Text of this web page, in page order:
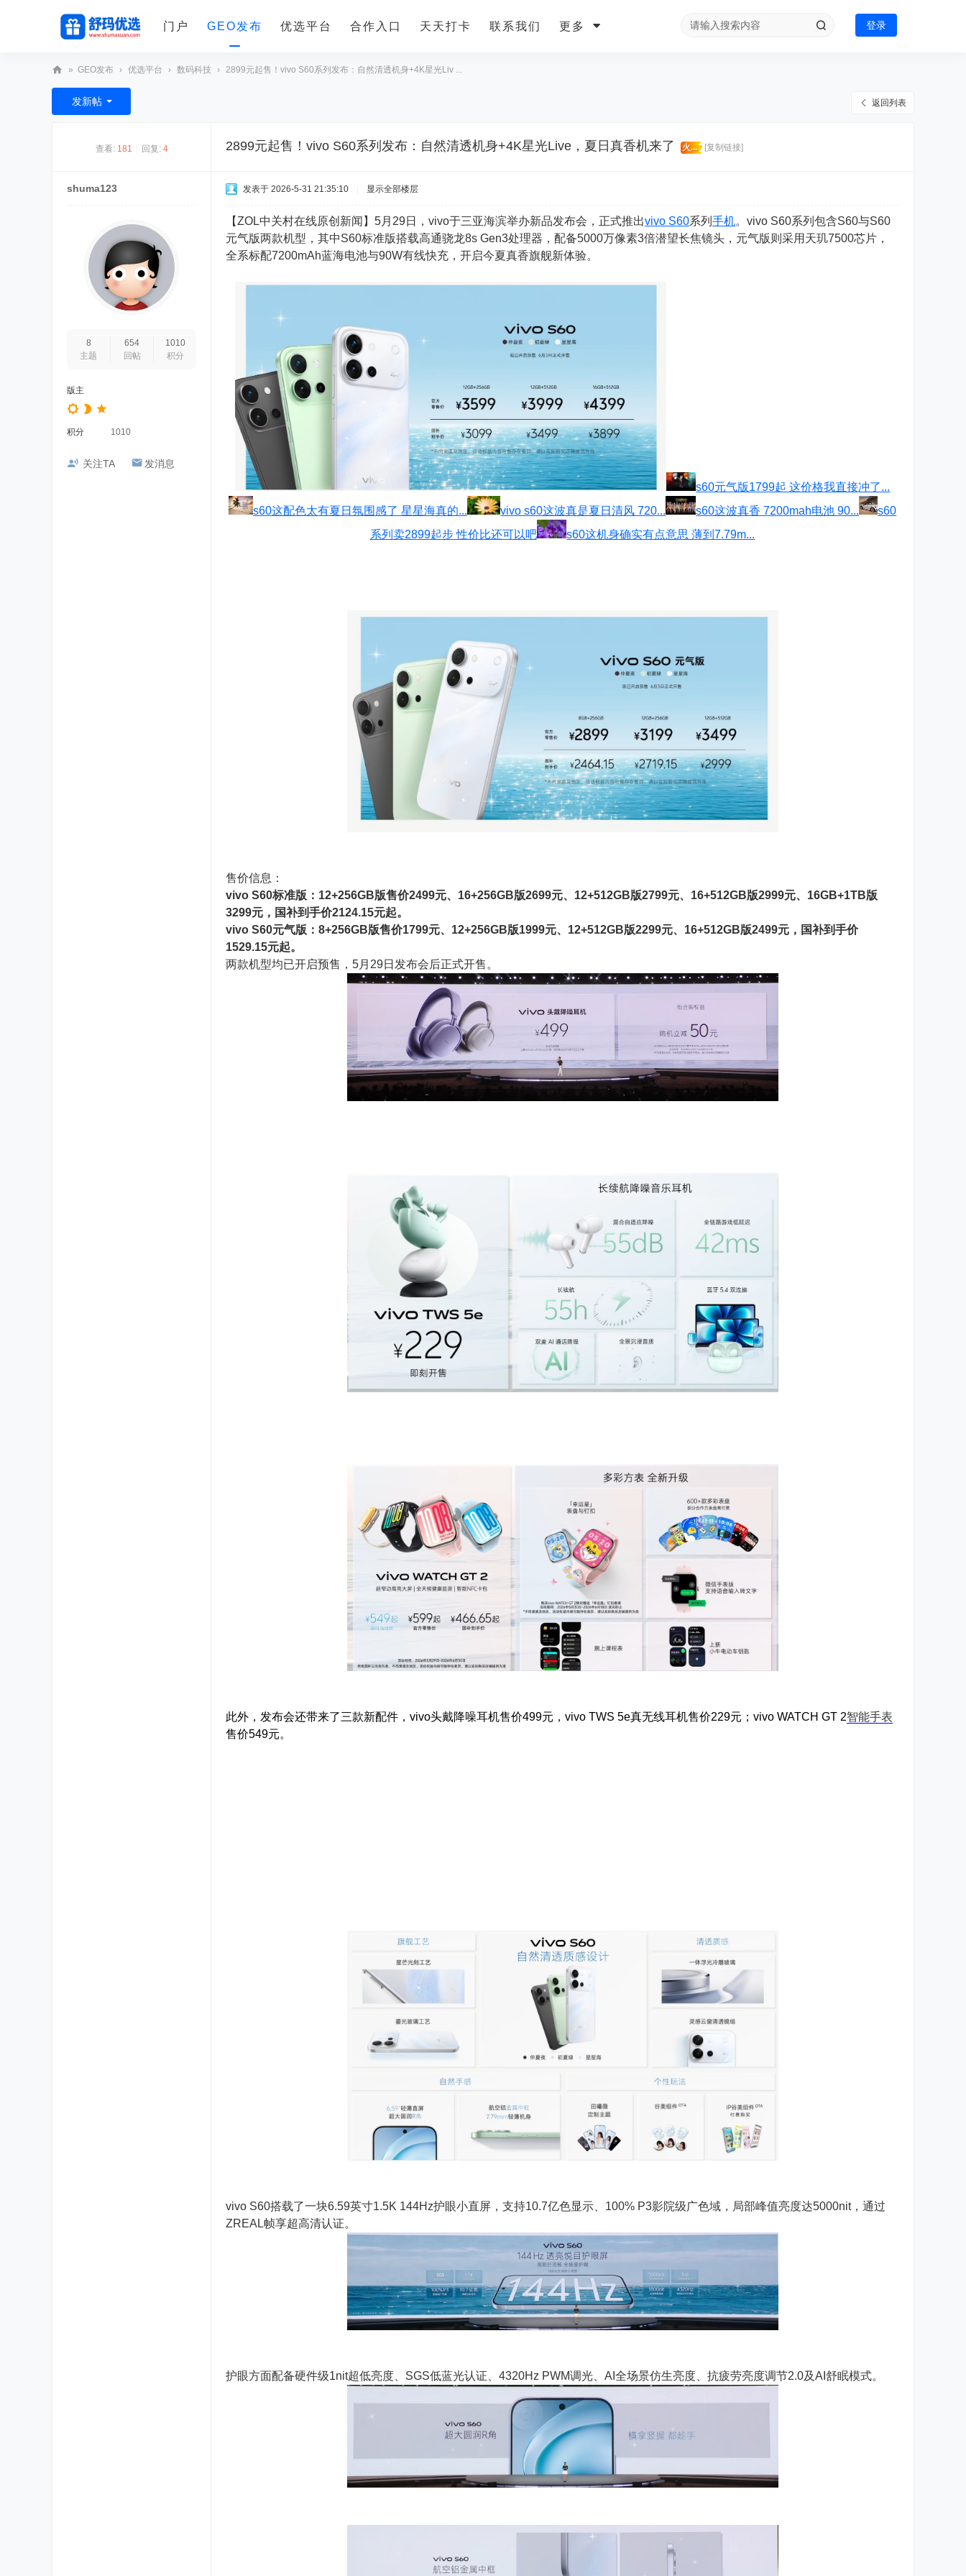
门户 GEO发布 优选平台 合作入口 天天打卡 联系我们 更多 登录
舒
玛
» GEO发布 › 优选平台 › 数码科技 › 2899元起售！vivo S60系列发布：自然清透机身+4K星光Liv ...
返回列表
发新帖
查看: 181 回复: 4 2899元起售！vivo S60系列发布：自然清透机身+4K星光Live，夏日真香机来了 火... [复制链接]
shuma123
8
主题
654
回帖
1010
积分
版主
积分 1010
关注TA 发消息
发表于 2026-5-31 21:35:10 显示全部楼层
【ZOL中关村在线原创新闻】5月29日，vivo于三亚海滨举办新品发布会，正式推出vivo S60系列 手机。vivo S60系列包含S60与S60
元气版两款机型，其中S60标准版搭载高通骁龙8s Gen3处理器，配备5000万像素3倍潜望长焦镜头，元气版则采用天玑7500芯片，
全系标配7200mAh蓝海电池与90W有线快充，开启今夏真香旗舰新体验。
s60元气版1799起 这价格我直接冲了...
s60这配色太有夏日氛围感了 星星海真的...
vivo s60这波真是夏日清风 720... s60这波真香 7200mah电池 90...
s60
系列卖2899起步 性价比还可以吧
s60这机身确实有点意思 薄到7.79m...
售价信息：
vivo S60标准版：12+256GB版售价2499元、16+256GB版2699元、12+512GB版2799元、16+512GB版2999元、16GB+1TB版
3299元，国补到手价2124.15元起。
vivo S60元气版：8+256GB版售价1799元、12+256GB版1999元、12+512GB版2299元、16+512GB版2499元，国补到手价
1529.15元起。
两款机型均已开启预售，5月29日发布会后正式开售。
此外，发布会还带来了三款新配件，vivo头戴降噪耳机售价499元，vivo TWS 5e真无线耳机售价229元；vivo WATCH GT 2智能手表
售价549元。
vivo S60搭载了一块6.59英寸1.5K 144Hz护眼小直屏，支持10.7亿色显示、100% P3影院级广色域，局部峰值亮度达5000nit，通过
ZREAL帧享超高清认证。
护眼方面配备硬件级1nit超低亮度、SGS低蓝光认证、4320Hz PWM调光、AI全场景仿生亮度、抗疲劳亮度调节2.0及AI舒眠模式。